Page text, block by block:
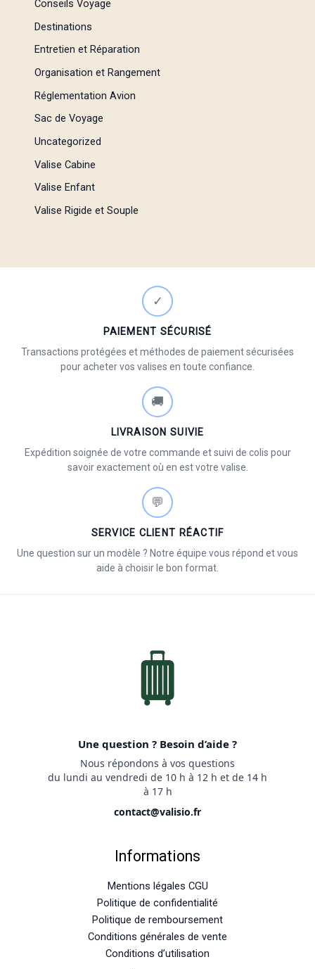
Conseils Voyage
Destinations
Entretien et Réparation
Organisation et Rangement
Réglementation Avion
Sac de Voyage
Uncategorized
Valise Cabine
Valise Enfant
Valise Rigide et Souple
✓
PAIEMENT SÉCURISÉ
Transactions protégées et méthodes de paiement sécurisées
pour acheter vos valises en toute confiance.
🚚
LIVRAISON SUIVIE
Expédition soignée de votre commande et suivi de colis pour
savoir exactement où en est votre valise.
💬
SERVICE CLIENT RÉACTIF
Une question sur un modèle ? Notre équipe vous répond et vous
aide à choisir le bon format.
Une question ? Besoin d’aide ?
Nous répondons à vos questions
du lundi au vendredi de 10 h à 12 h et de 14 h
à 17 h
contact@valisio.fr
Informations
Mentions légales CGU
Politique de confidentialité
Politique de remboursement
Conditions générales de vente
Conditions d’utilisation